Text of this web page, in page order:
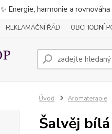
✨ Energie, harmonie a
REKLAMAČNÍ ŘÁD OBCHODNÍ
Úvod Aromaterapie
Šalvěj